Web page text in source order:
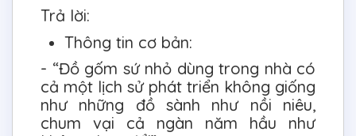
Trả lời:
Thông tin cơ bản:
- “Đồ gốm sứ nhỏ dùng trong nhà có
cả một lịch sử phát triển không giống
như những đồ sành như nồi niêu,
chum vại cả ngàn năm hầu như